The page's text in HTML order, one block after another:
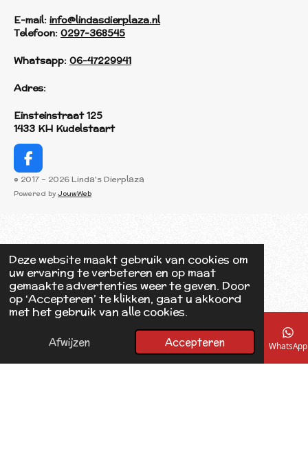
Deze website maakt gebruik van cookies om
uw ervaring te verbeteren en op maat
gemaakte advertenties weer te geven. Door
op ‘Accepteren’ te klikken, gaat u akkoord
met het gebruik van alle cookies.
Afwijzen Accepteren
E-mail: info@lindasdierplaza.nl
Telefoon: 0297-368545
Whatsapp: 06-47229941
Adres:
Einsteinstraat 125
1433 KH Kudelstaart
F
a
c
o
k
© 2017 - 2026 Linda's Dierplaza
Powered by JouwWeb
E-mailadres Telefoonnummer Kaart Facebook WhatsApp